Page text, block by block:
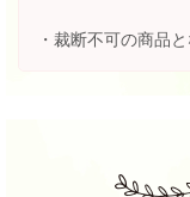
・裁断不可の商品と